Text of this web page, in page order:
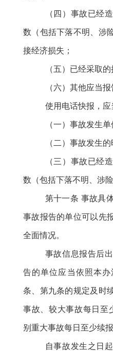
（四）事故已经
数（包括下落不明、涉
接经济损失；
（五）已经采取的
（六）其他应当报
使用电话快报，应
（一）事故发生
（二）事故发生
（三）事故已经
数（包括下落不明、涉险
第十一条 事故具
事故报告的单位可以先
全面情况。
事故信息报告后
告的单位应当依照本
条、第九条的规定及时
事故、较大事故每日至
别重大事故每日至少续报
自事故发生之日起